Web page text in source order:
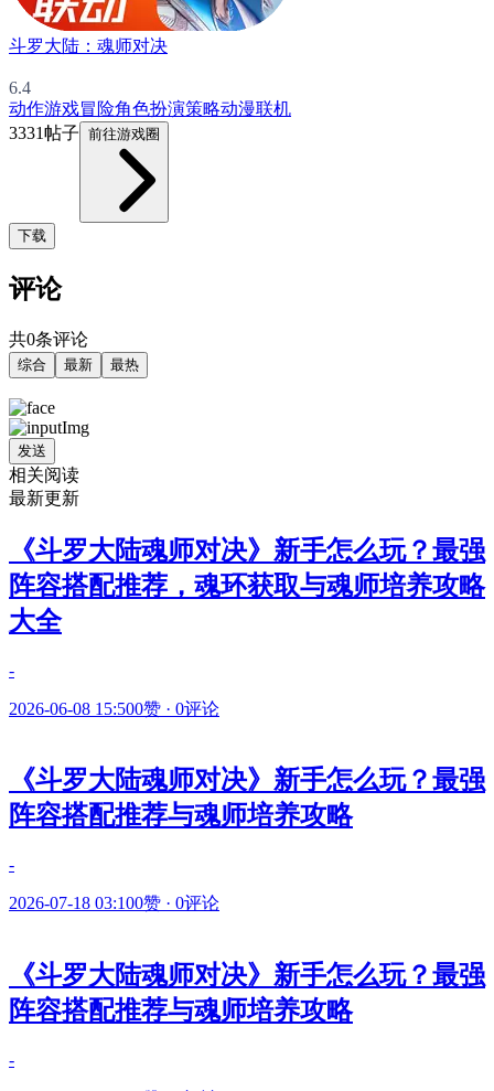
斗罗大陆：魂师对决
6.4
动作游戏冒险角色扮演策略动漫联机
3331帖子 前往游戏圈
下载
评论
共0条评论
综合 最新 最热
发送
相关阅读
最新更新
《斗罗大陆魂师对决》新手怎么玩？最强
阵容搭配推荐，魂环获取与魂师培养攻略
大全
-
2026-06-08 15:500赞 · 0评论
《斗罗大陆魂师对决》新手怎么玩？最强
阵容搭配推荐与魂师培养攻略
-
2026-07-18 03:100赞 · 0评论
《斗罗大陆魂师对决》新手怎么玩？最强
阵容搭配推荐与魂师培养攻略
-